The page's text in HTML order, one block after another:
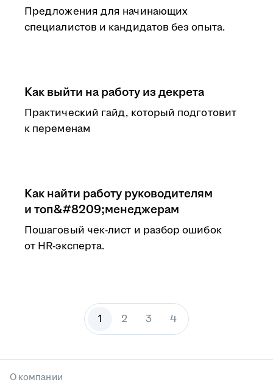
Предложения для начинающих
специалистов и кандидатов без опыта.
Как выйти на работу из декрета
Практический гайд, который подготовит
к переменам
Как найти работу руководителям
и топ&#8209;менеджерам
Пошаговый чек-лист и разбор ошибок
от HR-эксперта.
1 2 3 4
О компании